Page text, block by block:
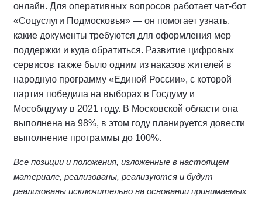
онлайн. Для оперативных вопросов работает чат-бот
«Соцуслуги Подмосковья» — он помогает узнать,
какие документы требуются для оформления мер
поддержки и куда обратиться. Развитие цифровых
сервисов также было одним из наказов жителей в
народную программу «Единой России», с которой
партия победила на выборах в Госдуму и
Мособлдуму в 2021 году. В Московской области она
выполнена на 98%, в этом году планируется довести
выполнение программы до 100%.
Все позиции и положения, изложенные в настоящем
материале, реализованы, реализуются и будут
реализованы исключительно на основании принимаемых